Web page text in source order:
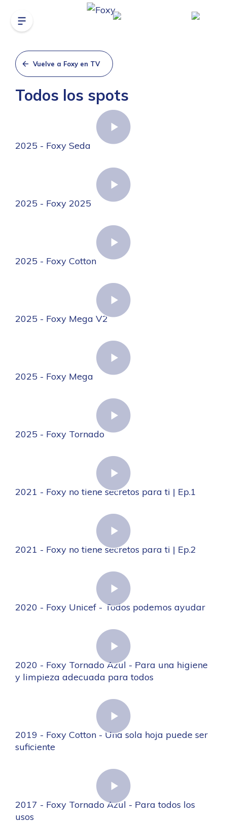
Vuelve a Foxy en TV
Todos los spots
2025 - Foxy Seda
2025 - Foxy 2025
2025 - Foxy Cotton
2025 - Foxy Mega V2
2025 - Foxy Mega
2025 - Foxy Tornado
2021 - Foxy no tiene secretos para ti | Ep.1
2021 - Foxy no tiene secretos para ti | Ep.2
2020 - Foxy Unicef - Todos podemos ayudar
2020 - Foxy Tornado Azul - Para una higiene
y limpieza adecuada para todos
2019 - Foxy Cotton - Una sola hoja puede ser
suficiente
2017 - Foxy Tornado Azul - Para todos los
usos